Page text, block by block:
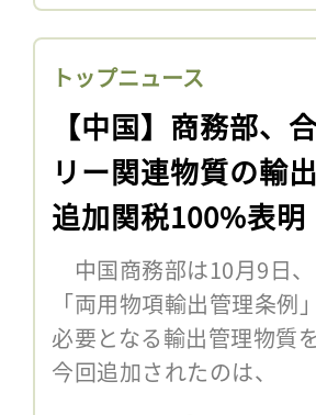
トップニュース
【中国】商務部、
リー関連物質の輸
追加関税100%表明
中国商務部は10月9日
「両用物項輸出管理条
必要となる輸出管理物
今回追加されたのは、